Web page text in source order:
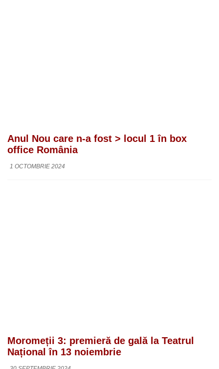
Anul Nou care n-a fost > locul 1 în box
office România
1 OCTOMBRIE 2024
Moromeții 3: premieră de gală la Teatrul
Național în 13 noiembrie